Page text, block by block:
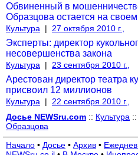
Обвиненный в
Образцова остается на
Культура | 27 октября 2010 г.,
Эксперты: директор
несовершенства закона
Культура | 23 сентября 2010 г.,
Арестован директор театра
присвоил 12 миллионов
Культура |
22 сентября 2010 г.,
Досье NEWSru.com :: Культура ::
Образцова
Начало • Досье • Архив •